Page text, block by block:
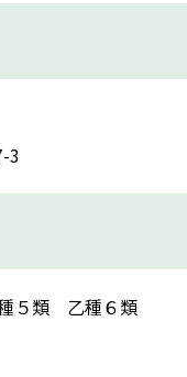
3
５類 乙種６類